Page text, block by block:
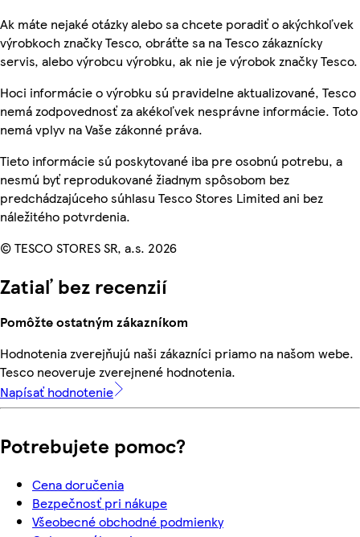
Ak máte nejaké otázky alebo sa chcete poradiť o akýchkoľvek
výrobkoch značky Tesco, obráťte sa na Tesco zákaznícky
servis, alebo výrobcu výrobku, ak nie je výrobok značky Tesco.
Hoci informácie o výrobku sú pravidelne aktualizované, Tesco
nemá zodpovednosť za akékoľvek nesprávne informácie. Toto
nemá vplyv na Vaše zákonné práva.
Tieto informácie sú poskytované iba pre osobnú potrebu, a
nesmú byť reprodukované žiadnym spôsobom bez
predchádzajúceho súhlasu Tesco Stores Limited ani bez
náležitého potvrdenia.
© TESCO STORES SR, a.s. 2026
Zatiaľ bez recenzií
Pomôžte ostatným zákazníkom
Hodnotenia zverejňujú naši zákazníci priamo na našom webe.
Tesco neoveruje zverejnené hodnotenia.
Napísať hodnotenie
Potrebujete pomoc?
Cena doručenia
Bezpečnosť pri nákupe
Všeobecné obchodné podmienky